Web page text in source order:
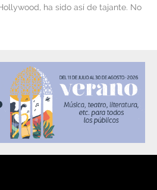
ha sido así de tajante. No